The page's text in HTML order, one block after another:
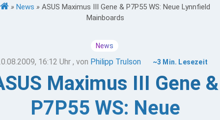
» News » ASUS Maximus III Gene & P7P55 WS: Neue Lynnfield
Mainboards
News
16:12 Uhr , von Philipp Trulson ~3 Min. Lesezeit
Maximus III Gene &
P7P55 WS: Neue